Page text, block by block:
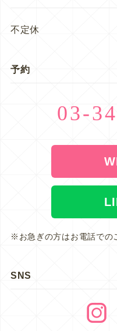
不定休
予約
03-
※お急ぎの方はお電話での
SNS